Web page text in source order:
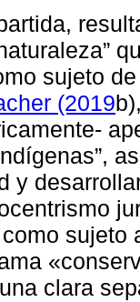
sujeto
(2019
y
sujeto
clara